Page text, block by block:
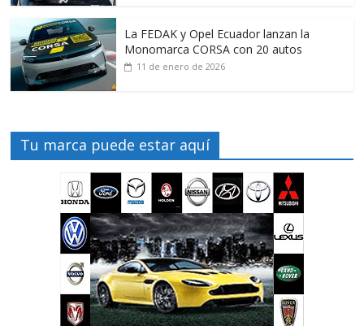
La FEDAK y Opel Ecuador lanzan la
Monomarca CORSA con 20 autos
11 de enero de 2026
Tu marca puede estar aquí